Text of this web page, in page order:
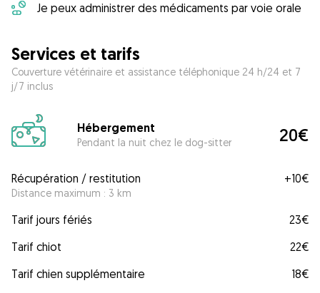
Je peux administrer des médicaments par voie orale
Services et tarifs
Couverture vétérinaire et assistance téléphonique 24 h/24 et 7
j/7 inclus
Hébergement
Pendant la nuit chez le dog-sitter 20€
Récupération / restitution
Distance maximum : 3 km
+10€
Tarif jours fériés
23€
Tarif chiot
22€
Tarif chien supplémentaire
18€